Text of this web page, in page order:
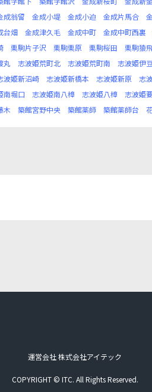
成翁留 金成小堤 金成小迫 金成片馬合
台畑 金成津久毛 金成中町 金成中町西裏
栗駒片子沢 栗駒栗原 栗駒桜田 栗駒猿
丸 志波姫荒町北 志波姫荒町南 志波姫伊
波姫新沼崎 志波姫新橋本 志波姫新原 志
南堀口 志波姫南八樟 志波姫八樟 志波姫
木 築館宮野中央 築館薬師 築館薬師台
運営会社 株式会社アイテック
COPYRIGHT © ITC. All Rights Reserved.